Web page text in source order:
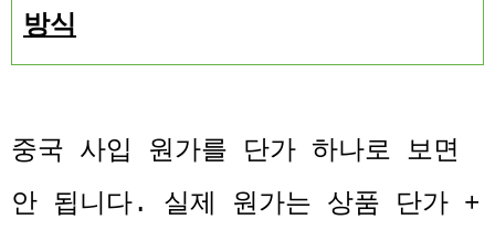
방식
중국 사입 원가를 단가 하나로 보면
안 됩니다. 실제 원가는 상품 단가 +